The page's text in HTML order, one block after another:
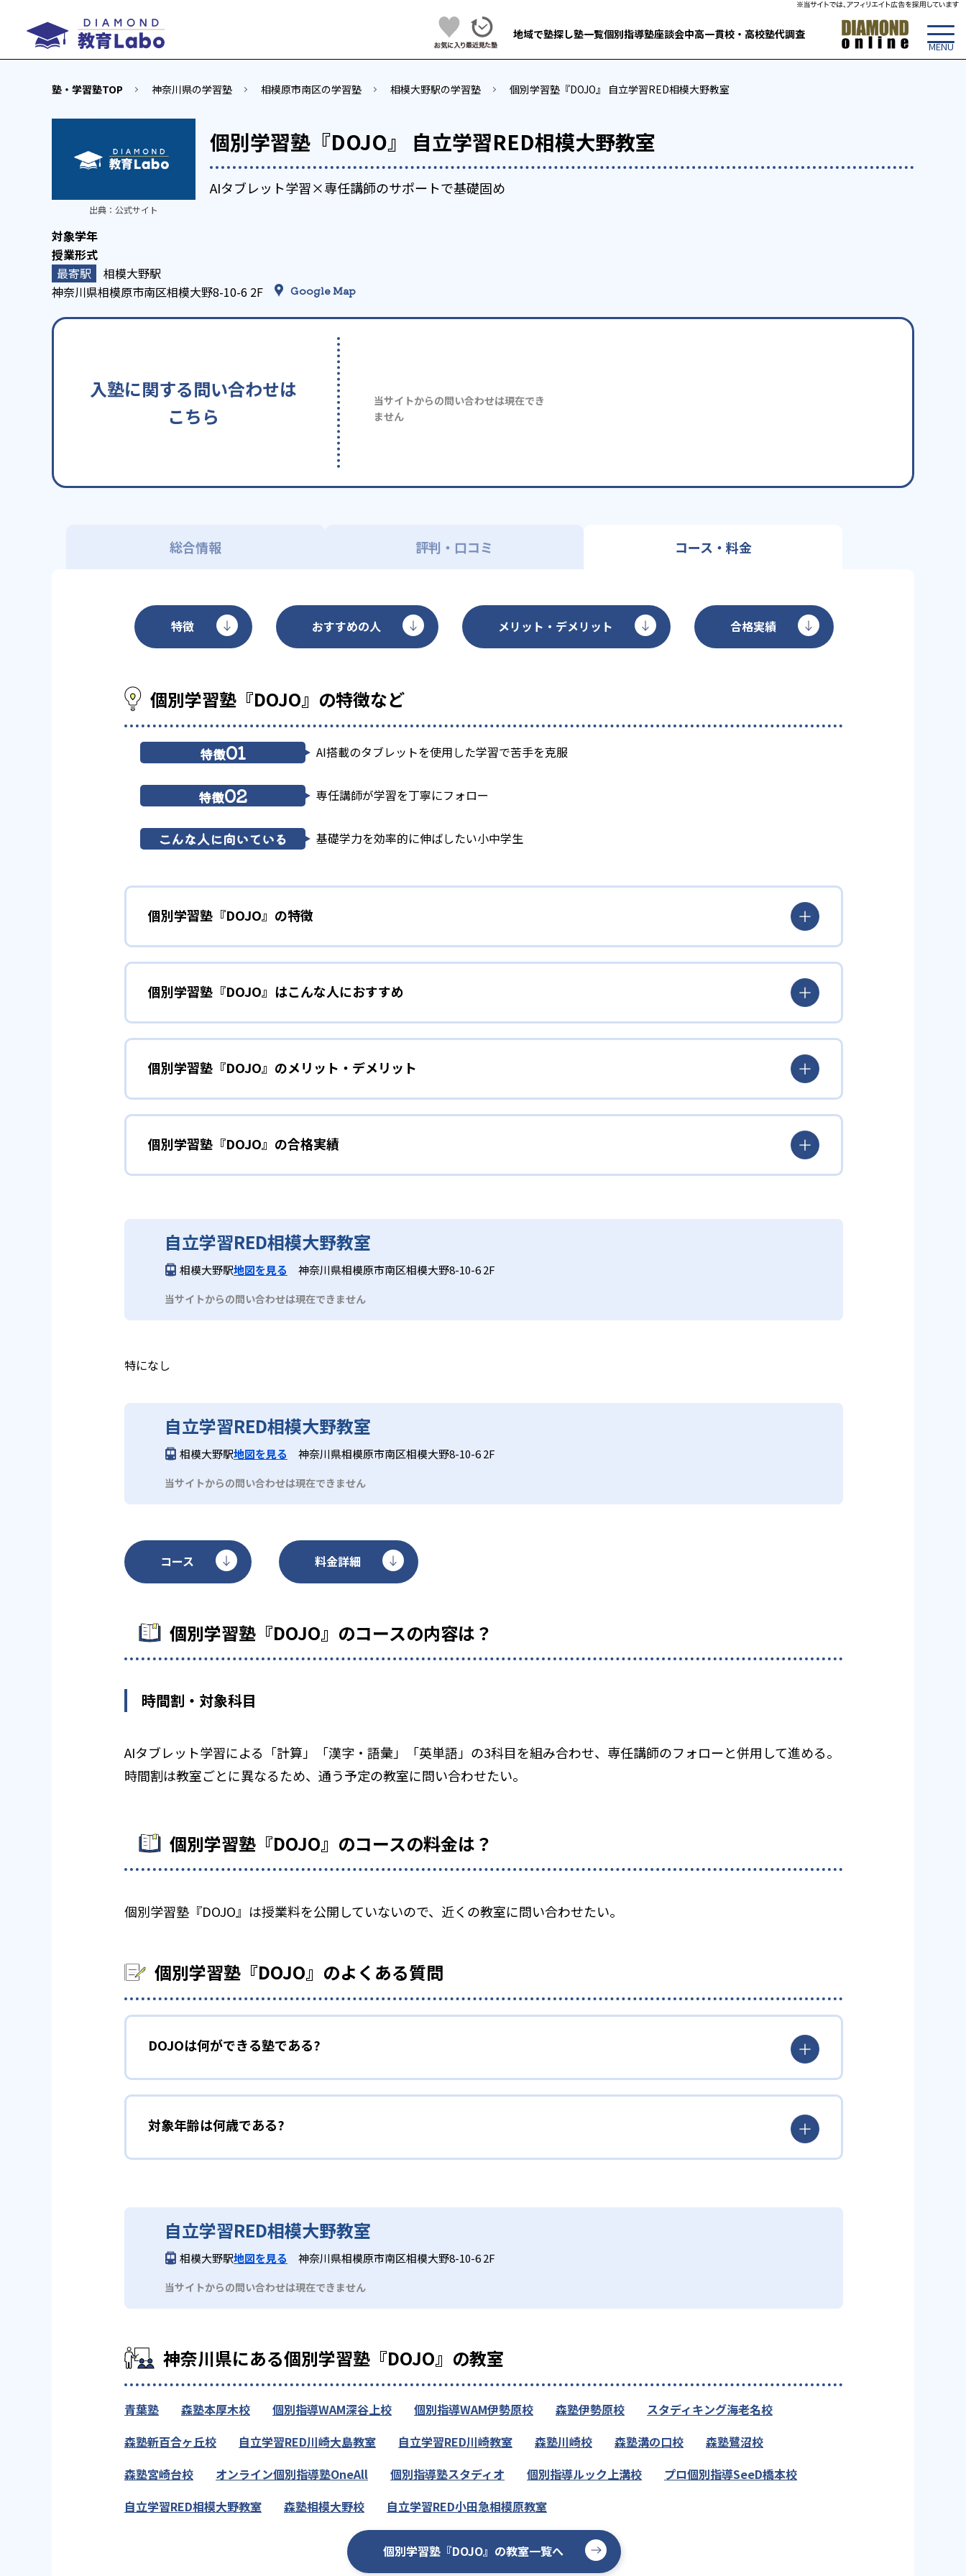
地域で塾探し塾一覧個別指導塾座談会中高一貫校・高校塾代調査
塾・学習塾TOP 神奈川県の学習塾 相模原市南区の学習塾 相模大野駅の学習塾 個別学習塾『DOJO』 自立学習RED相模大野教室
個別学習塾『DOJO』 自立学習RED相模大野教室
AIタブレット学習×専任講師のサポートで基礎固め
出典： 公式サイト
相模大野駅
神奈川県相模原市南区相模大野8-10-6 2F
Google Map
入塾に関する問い合わせは
こちら
当サイトからの問い合わせは現在でき
ません
総合情報 評判・口コミ コース・料金
特徴 おすすめの人 メリット・デメリット 合格実績
個別学習塾『DOJO』の特徴など
特徴01 AI搭載のタブレットを使用した学習で苦手を克服
特徴02 専任講師が学習を丁寧にフォロー
こんな人に向いている 基礎学力を効率的に伸ばしたい小中学生
個別学習塾『DOJO』の特徴
1 AI搭載タブレット学習
AIを搭載したタブレットが、事前の学習診断テストで「どこでつまずいているのか」を把握。苦手な単元を自動で判定して重点的
に出題するため、無駄なく着実に基礎力を固められる。算数の計算、国語の漢字・語彙、英語の英単語といった3科目の基礎を固
めることが可能だ。
2 専任講師のサポート
教室では専任講師が一人ひとりの学習状況をモニタリングし、画面上の学習結果を踏まえてリアルタイムでアドバイスや解説を実
施。自己学習に慣れていない児童でも、適切なタイミングで声かけや解説が受けられるため、集中力を維持しながら学習を進めら
れる。
タブレットによる自動採点・問題出題を活用することで、個別指導ながら集団塾や他の個別指導塾と比べても安価な月謝を実現。
個別学習塾『DOJO』はこんな人におすすめ
算数の計算や国語の漢字・語彙、英語の英単語学習によって基礎を固める。AIタブレットで「わからない」を早期に発見し、少し
苦手単元の克服が急務となる人に向いている。AIが自動で苦手分野を洗い出して繰り返し学習できるほか、教室での講師フォロー
により「なぜ解けないか」を納得するまで解説する。
個別学習塾『DOJO』のメリット・デメリット
AIタブレットによる自動出題・採点で、基礎の「わからない」を即座に検出して重点学習できるため、無駄のない効率学習が可能
対応科目は算数・国語・英語の基礎3科目に限られるため、理科・社会や高度な応用学習には別途対策が必要である。また、自宅
でのタブレット学習には一定の自律性が求められ、最初は講師による声かけや保護者のサポートが欠かせない。教室ごとの時間
割・料金は異なるため、詳細は各教室への問い合わせが必須である。
個別学習塾『DOJO』の合格実績
個別学習塾『DOJO』は合格実績を公式サイトで公開していない。
自立学習RED相模大野教室
相模大野駅地図を見る 神奈川県相模原市南区相模大野8-10-6 2F
当サイトからの問い合わせは現在できません
特になし
自立学習RED相模大野教室
相模大野駅地図を見る 神奈川県相模原市南区相模大野8-10-6 2F
当サイトからの問い合わせは現在できません
コース 料金詳細
個別学習塾『DOJO』のコースの内容は？
時間割・対象科目
AIタブレット学習による「計算」「漢字・語彙」「英単語」の3科目を組み合わせ、専任講師のフォローと併用して進める。
時間割は教室ごとに異なるため、通う予定の教室に問い合わせたい。
個別学習塾『DOJO』のコースの料金は？
個別学習塾『DOJO』は授業料を公開していないので、近くの教室に問い合わせたい。
個別学習塾『DOJO』のよくある質問
DOJOは何ができる塾である?
対象年齢は何歳である?
自立学習RED相模大野教室
相模大野駅地図を見る 神奈川県相模原市南区相模大野8-10-6 2F
当サイトからの問い合わせは現在できません
神奈川県にある個別学習塾『DOJO』の教室
青葉塾 森塾本厚木校 個別指導WAM深谷上校 個別指導WAM伊勢原校 森塾伊勢原校
スタディキング海老名校
森塾新百合ヶ丘校
自立学習RED川崎大島教室 自立学習RED川崎教室 森塾川崎校 森塾溝の口校
森塾鷺沼校
森塾宮崎台校
オンライン個別指導塾OneAll 個別指導塾スタディオ 個別指導ルック上溝校
プロ個別指導SeeD橋本校
自立学習RED相模大野教室
森塾相模大野校 自立学習RED小田急相模原教室
個別学習塾『DOJO』の教室一覧へ